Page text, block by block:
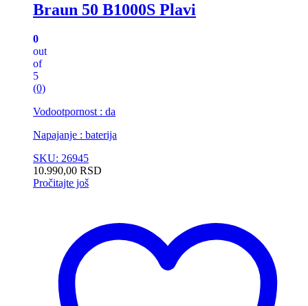
Braun 50 B1000S Plavi
0
out
of
5
(0)
Vodootpornost : da
Napajanje : baterija
SKU: 26945
10.990,00 RSD
Pročitajte još